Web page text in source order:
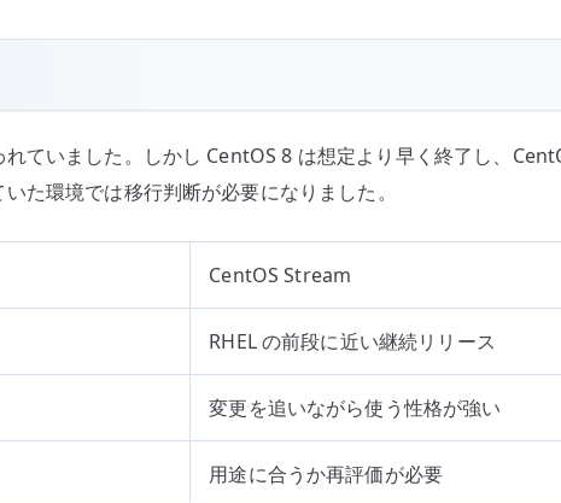
ていました。しかし CentOS 8 は想定より早く終了し、
た環境では移行判断が必要になりました。
CentOS Stream
RHEL の前段に近い継続リリース
変更を追いながら使う性格が強い
用途に合うか再評価が必要